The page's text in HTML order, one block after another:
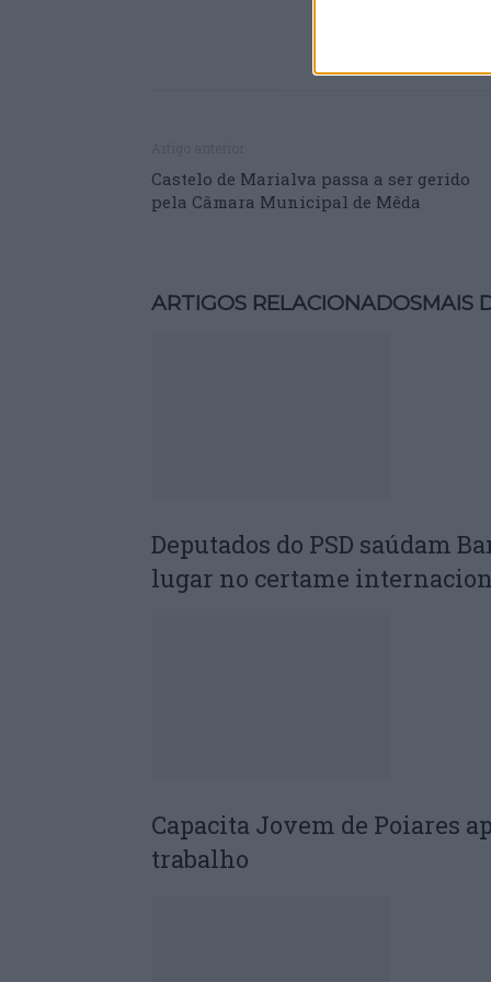
Castelo de Marialva passa a ser gerido
pela Câmara Municipal de Mêda
ARTIGOS RELACIONADOSMAIS
Deputados do PSD saúdam
lugar no certame
Capacita Jovem de Poiares
trabalho